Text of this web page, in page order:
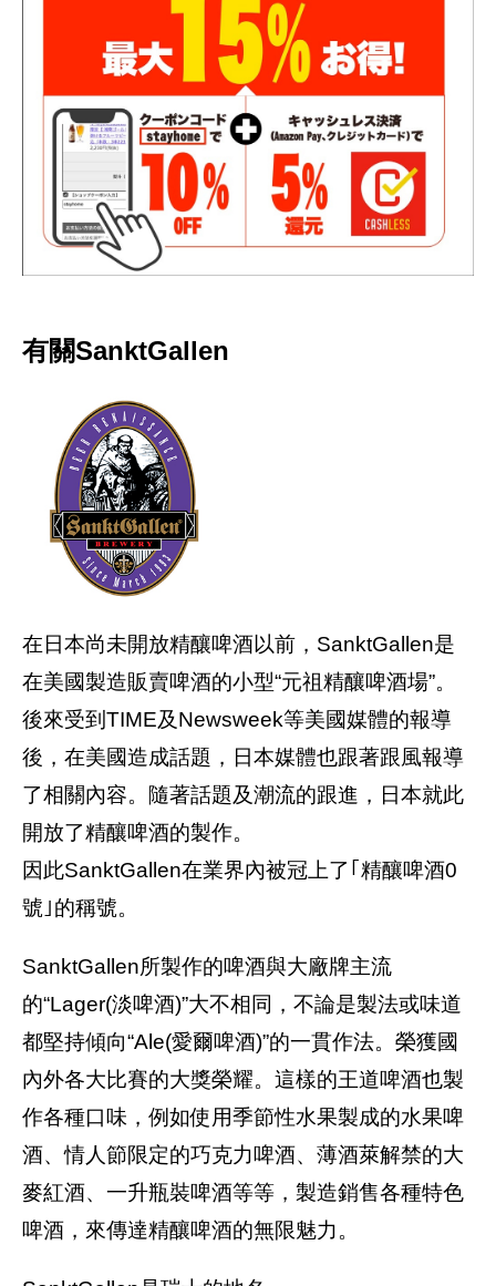
有關SanktGallen
在日本尚未開放精釀啤酒以前，SanktGallen是
在美國製造販賣啤酒的小型“元祖精釀啤酒場”。
後來受到TIME及Newsweek等美國媒體的報導
後，在美國造成話題，日本媒體也跟著跟風報導
了相關內容。隨著話題及潮流的跟進，日本就此
開放了精釀啤酒的製作。
因此SanktGallen在業界內被冠上了｢精釀啤酒0
號｣的稱號。
SanktGallen所製作的啤酒與大廠牌主流
的“Lager(淡啤酒)”大不相同，不論是製法或味道
都堅持傾向“Ale(愛爾啤酒)”的一貫作法。榮獲國
內外各大比賽的大獎榮耀。這樣的王道啤酒也製
作各種口味，例如使用季節性水果製成的水果啤
酒、情人節限定的巧克力啤酒、薄酒萊解禁的大
麥紅酒、一升瓶裝啤酒等等，製造銷售各種特色
啤酒，來傳達精釀啤酒的無限魅力。